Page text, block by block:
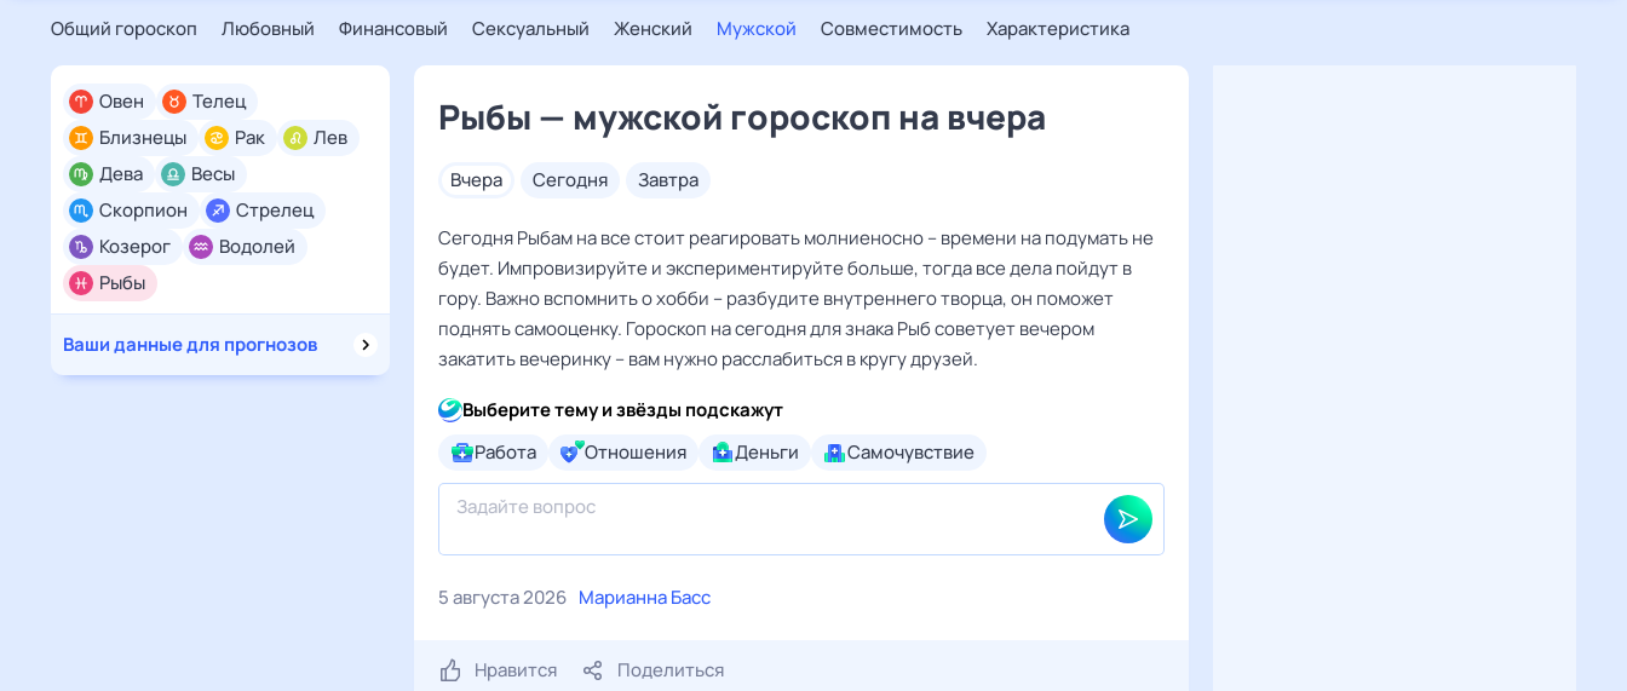
Общий гороскоп Любовный Финансовый Сексуальный Женский Мужской Совместимость Характеристика
Овен
Телец
Близнецы
Рак
Лев
Дева
Весы
Скорпион
Стрелец
Козерог
Водолей
Рыбы
Ваши данные для прогнозов
Рыбы — мужской гороскоп на вчера
вчера сегодня завтра
Сегодня Рыбам на все стоит реагировать молниеносно – времени на подумать не
будет. Импровизируйте и экспериментируйте больше, тогда все дела пойдут в
гору. Важно вспомнить о хобби – разбудите внутреннего творца, он поможет
поднять самооценку. Гороскоп на сегодня для знака Рыб советует вечером
закатить вечеринку – вам нужно расслабиться в кругу друзей.
Выберите тему и звёзды подскажут
Работа
Отношения Деньги Самочувствие
5 августа 2026 Марианна Басс
Нравится Поделиться